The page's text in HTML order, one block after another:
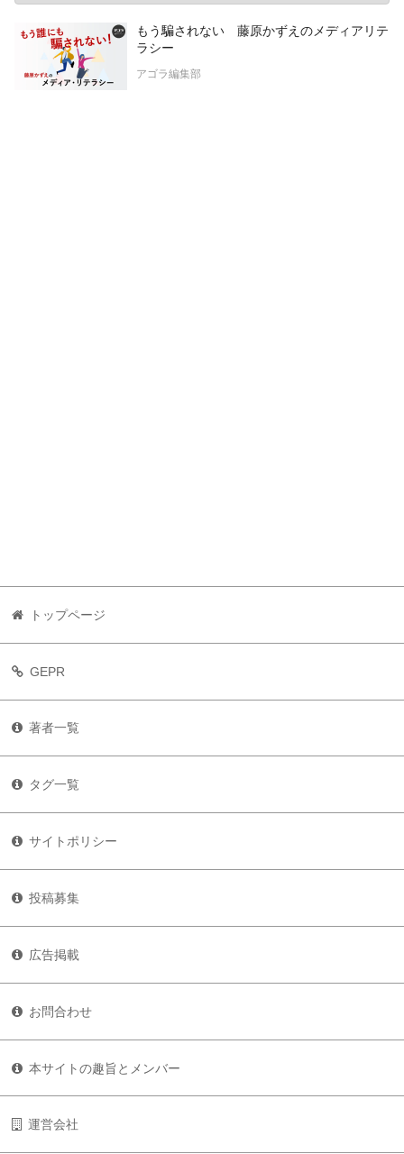
もう騙されない 藤原かずえのメディアリテ
ラシー
アゴラ編集部
トップページ
GEPR
著者一覧
タグ一覧
サイトポリシー
投稿募集
広告掲載
お問合わせ
本サイトの趣旨とメンバー
運営会社